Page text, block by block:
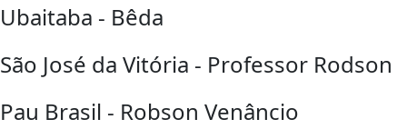
Ubaitaba - Bêda
São José da Vitória - Professor Rodson
Pau Brasil - Robson Venâncio